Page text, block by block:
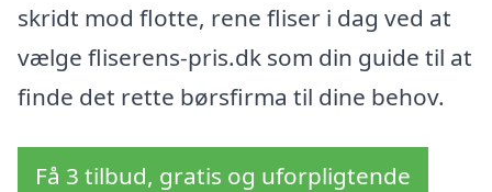
skridt mod flotte, rene fliser i dag ved at
vælge fliserens-pris.dk som din guide til at
finde det rette børsfirma til dine behov.
Få 3 tilbud, gratis og uforpligtende